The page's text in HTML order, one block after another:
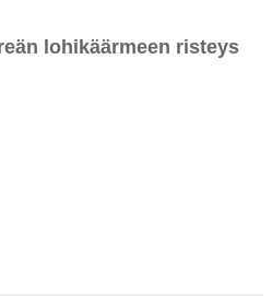
lohikäärmeen risteys